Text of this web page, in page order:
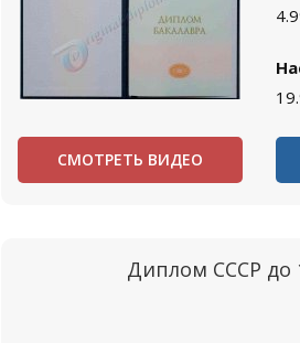
СМОТРЕТЬ ВИДЕО
Диплом СССР до